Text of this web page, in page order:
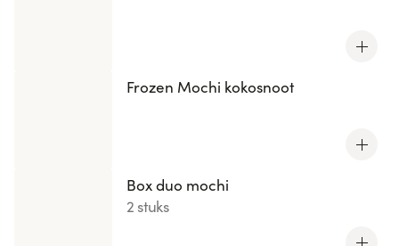
Frozen Mochi kokosnoot
Box duo mochi
2 stuks